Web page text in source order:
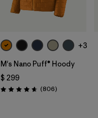
+3
M's Nano Puff® Hoody
$ 299
Valoración: 4.6 / 5
(806Comentarios
)